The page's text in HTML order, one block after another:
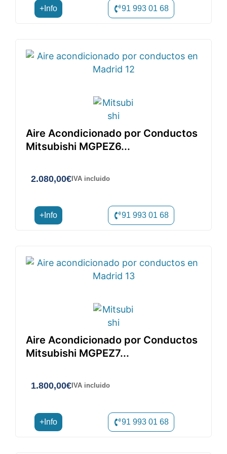
+Info 91 993 01 68
Aire Acondicionado por Conductos
Mitsubishi MGPEZ6...
2.080,00€ IVA incluido
+Info 91 993 01 68
Aire Acondicionado por Conductos
Mitsubishi MGPEZ7...
1.800,00€ IVA incluido
+Info 91 993 01 68